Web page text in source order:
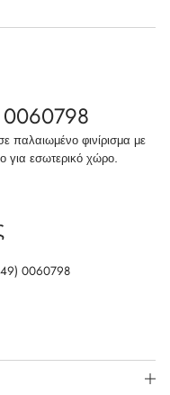
παλαιωμένο φινίρισμα με
για εσωτερικό χώρο.
0060798